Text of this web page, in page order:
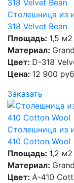
Столешница из
318 Velvet Bean
Площадь: 1,5 м2
Материал:
Цвет: D-318
Цена: 12 900
Заказать
Столешница из
410 Cotton Wool
Площадь: 1,2 м2
Материал:
Цвет: A-410